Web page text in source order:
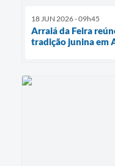
18 JUN 2026 - 09h45
Arraiá da Feira
tradição junina em